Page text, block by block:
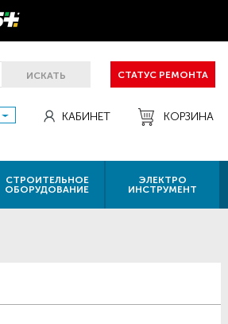
ИСКАТЬ СТАТУС РЕМОНТА
КАБИНЕТ КОРЗИНА
СТРОИТЕЛЬНОЕ
ОБОРУДОВАНИЕ
ЭЛЕКТРО
ИНСТРУМЕНТ